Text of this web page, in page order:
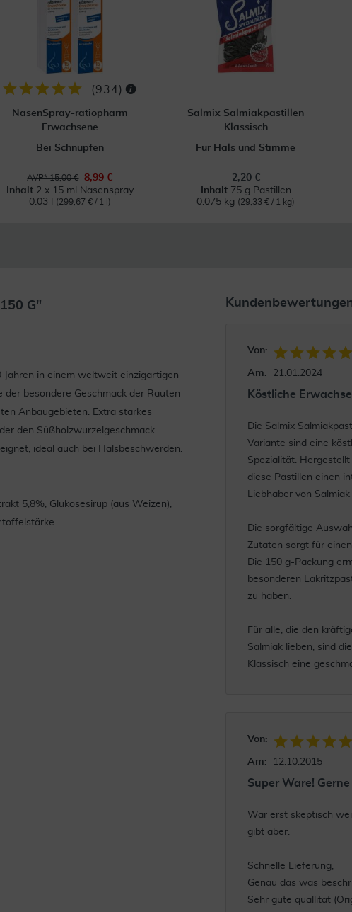
(934)
NasenSpray-ratiopharm
Erwachsene
Bei Schnupfen
AVP* 15,00 €
8,99 €
Inhalt 2 x 15 ml Nasenspray
0.03 l
(299,67 € / 1 l)
Salmix Salmiakpastillen
Klassisch
Für Hals und Stimme
2,20 €
Inhalt 75 g Pastillen
0.075 kg (29,33 € / 1 kg)
G"
in einem weltweit einzigartigen
besondere Geschmack der Rauten
Anbaugebieten. Extra starkes
den Süßholzwurzelgeschmack
ideal auch bei Halsbeschwerden.
5,8%, Glukosesirup (aus Weizen),
Von:
Am: 21.01.2024
Köstliche
Die Salmix
Variante sind eine
Spezialität.
diese Pastillen einen
Liebhaber von
Die sorgfältige
Zutaten sorgt für
Die 150 g-Packung
besonderen
zu haben.
Für alle, die den
Salmiak lieben, sind
Klassisch eine
Von:
Am:
12.10.2015
Super Ware!
War erst skeptisch
gibt aber:
Schnelle Lieferung,
Genau das was
Sehr gute quallität